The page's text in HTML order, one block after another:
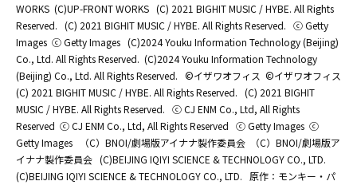
WORKS (C)UP-FRONT WORKS (C) 2021 BIGHIT MUSIC / HYBE. All Rights
Reserved. (C) 2021 BIGHIT MUSIC / HYBE. All Rights Reserved. ⓒ Getty
Images ⓒ Getty Images (C)2024 Youku Information Technology (Beijing)
Co., Ltd. All Rights Reserved. (C)2024 Youku Information Technology
(Beijing) Co., Ltd. All Rights Reserved. ©イザワオフィス ©イザワオフィス
(C) 2021 BIGHIT MUSIC / HYBE. All Rights Reserved. (C) 2021 BIGHIT
MUSIC / HYBE. All Rights Reserved. ⓒ CJ ENM Co., Ltd, All Rights
Reserved ⓒ CJ ENM Co., Ltd, All Rights Reserved ⓒ Getty Images ⓒ
Getty Images
（C）BNOI/劇場版アイナナ製作委員会
（C）BNOI/劇場版ア
イナナ製作委員会 (C)BEIJING IQIYI SCIENCE & TECHNOLOGY CO., LTD.
(C)BEIJING IQIYI SCIENCE & TECHNOLOGY CO., LTD. 原作：モンキー・パ